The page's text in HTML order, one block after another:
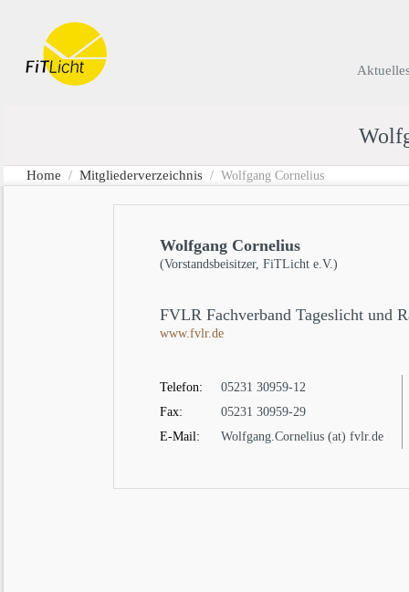
Home / Mitgliederverzeichnis / Wolfgang Cornelius
Wolfgang Cornelius
(Vorstandsbeisitzer, FiTLicht e.V.)
FVLR Fachverband Tageslicht und
www.fvlr.de
Telefon:
05231 30959-12
Fax:
05231 30959-29
E-Mail:
Wolfgang.Cornelius (at) fvlr.de